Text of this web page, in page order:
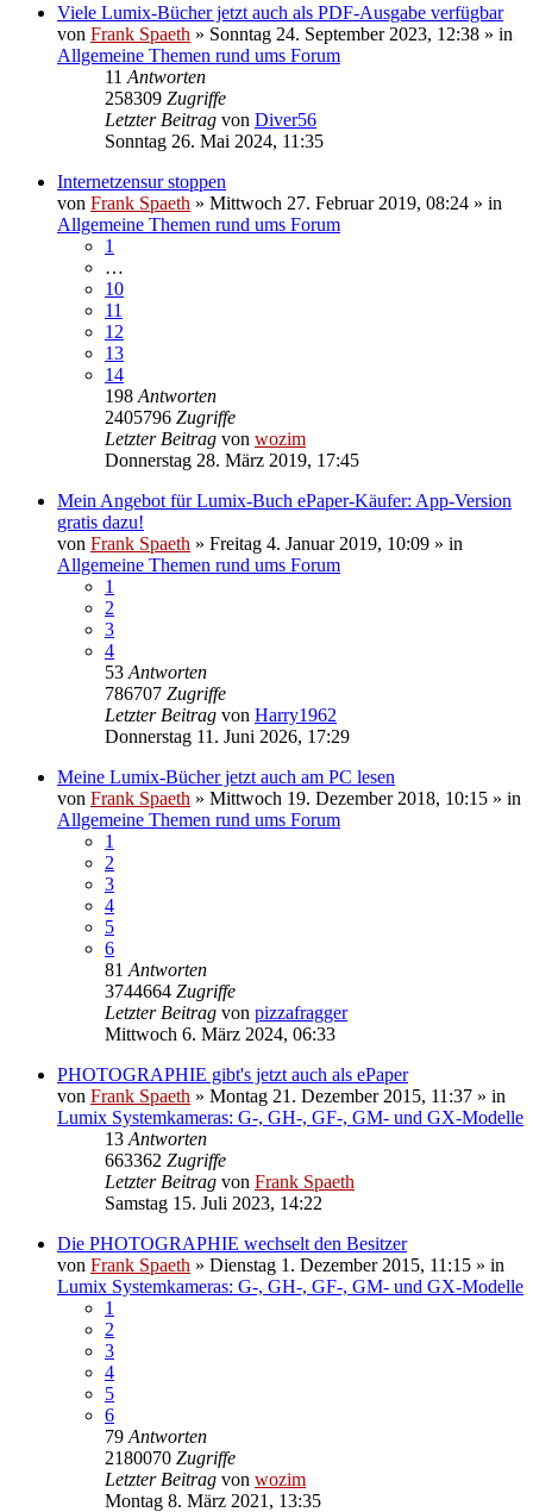
Viele Lumix-Bücher jetzt auch als PDF-Ausgabe verfügbar
von Frank Spaeth » Sonntag 24. September 2023, 12:38 » in
Allgemeine Themen rund ums Forum
11 Antworten
258309 Zugriffe
Letzter Beitrag von Diver56
Sonntag 26. Mai 2024, 11:35
Internetzensur stoppen
von Frank Spaeth » Mittwoch 27. Februar 2019, 08:24 » in
Allgemeine Themen rund ums Forum
1
…
10
11
12
13
14
198 Antworten
2405796 Zugriffe
Letzter Beitrag von wozim
Donnerstag 28. März 2019, 17:45
Mein Angebot für Lumix-Buch ePaper-Käufer: App-Version
gratis dazu!
von Frank Spaeth » Freitag 4. Januar 2019, 10:09 » in
Allgemeine Themen rund ums Forum
1
2
3
4
53 Antworten
786707 Zugriffe
Letzter Beitrag von Harry1962
Donnerstag 11. Juni 2026, 17:29
Meine Lumix-Bücher jetzt auch am PC lesen
von Frank Spaeth » Mittwoch 19. Dezember 2018, 10:15 » in
Allgemeine Themen rund ums Forum
1
2
3
4
5
6
81 Antworten
3744664 Zugriffe
Letzter Beitrag von pizzafragger
Mittwoch 6. März 2024, 06:33
PHOTOGRAPHIE gibt's jetzt auch als ePaper
von Frank Spaeth » Montag 21. Dezember 2015, 11:37 » in
Lumix Systemkameras: G-, GH-, GF-, GM- und GX-Modelle
13 Antworten
663362 Zugriffe
Letzter Beitrag von Frank Spaeth
Samstag 15. Juli 2023, 14:22
Die PHOTOGRAPHIE wechselt den Besitzer
von Frank Spaeth » Dienstag 1. Dezember 2015, 11:15 » in
Lumix Systemkameras: G-, GH-, GF-, GM- und GX-Modelle
1
2
3
4
5
6
79 Antworten
2180070 Zugriffe
Letzter Beitrag von wozim
Montag 8. März 2021, 13:35